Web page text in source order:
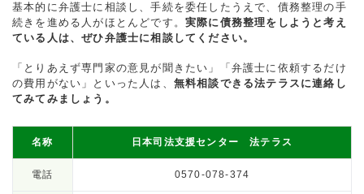
基本的に弁護士に相談し、手続を委任したうえで、債務整理の手
続きを進める人がほとんどです。 実際に債務整理をしようと考え
ている人は、ぜひ弁護士に相談してください。
「とりあえず専門家の意見が聞きたい」「弁護士に依頼するだけ
の費用がない」といった人は、 無料相談できる法テラスに連絡し
てみてみましょう。
名称 日本司法支援センター 法テラス
電話 0570-078-374